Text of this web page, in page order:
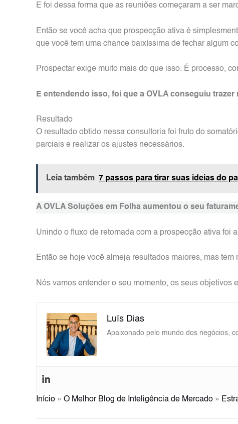
E foi dessa forma que as reuniões começaram a ser
Então se você acha que prospecção ativa é
que você tem uma chance baixíssima de fechar algum
Prospectar exige muito mais do que isso. É processo,
E entendendo isso, foi que a OVLA conseguiu
Resultado
O resultado obtido nessa consultoria foi fruto do
parciais e realizar os ajustes necessários.
Leia também 7 passos para tirar suas ideias do
A OVLA Soluções em Folha aumentou o seu
Unindo o fluxo de retomada com a prospecção ativa foi
Então se hoje você almeja resultados maiores, mas
Nós vamos entender o seu momento, os seus
Luís Dias
Apaixonado pelo mundo dos negócios,
Início » O Melhor Blog de Inteligência de Mercado »